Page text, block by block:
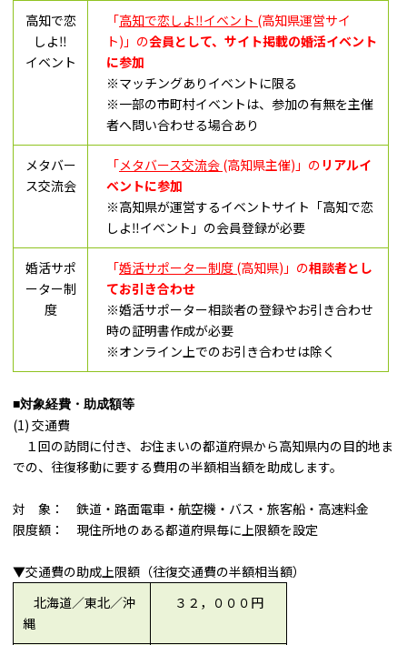
高知で恋
しよ‼
イベント
「高知で恋しよ‼イベント (高知県運営サイ
ト)」の会員として、サイト掲載の婚活イベント
に参加
※マッチングありイベントに限る
※一部の市町村イベントは、参加の有無を主催
者へ問い合わせる場合あり
メタバー
ス交流会
「メタバース交流会 (高知県主催)」の リアルイ
ベントに参加
※高知県が運営するイベントサイト「高知で恋
しよ‼イベント」の会員登録が必要
婚活サポ
ーター制
度
「婚活サポーター制度 (高知県)」の相談者とし
てお引き合わせ
※婚活サポーター相談者の登録やお引き合わせ
時の証明書作成が必要
※オンライン上でのお引き合わせは除く
■対象経費・助成額等
(1) 交通費
１回の訪問に付き、お住まいの都道府県から高知県内の目的地ま
での、往復移動に要する費用の半額相当額を助成します。
対 象： 鉄道・路面電車・航空機・バス・旅客船・高速料金
限度額： 現住所地のある都道府県毎に上限額を設定
▼交通費の助成上限額（往復交通費の半額相当額）
北海道／東北／沖
縄
３２，０００円